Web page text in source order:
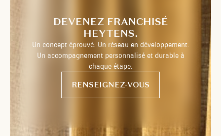
DEVENEZ FRANCHISÉ
HEYTENS.
Un concept éprouvé. Un réseau en développement.
Un accompagnement personnalisé et durable à
chaque étape.
RENSEIGNEZ-VOUS